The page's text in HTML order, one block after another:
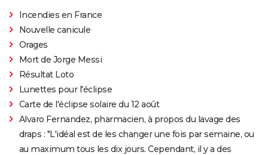
Incendies en France
Nouvelle canicule
Orages
Mort de Jorge Messi
Résultat Loto
Lunettes pour l'éclipse
Carte de l'éclipse solaire du 12 août
Alvaro Fernandez, pharmacien, à propos du lavage des
draps : "L'idéal est de les changer une fois par semaine, ou
au maximum tous les dix jours. Cependant, il y a des